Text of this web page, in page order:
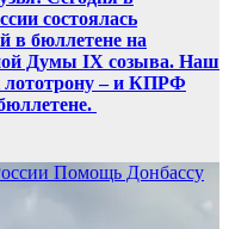
состоялась
в бюллетене на
Думы IX созыва. Наш
лототрону – и КПРФ
Помощь Донбассу